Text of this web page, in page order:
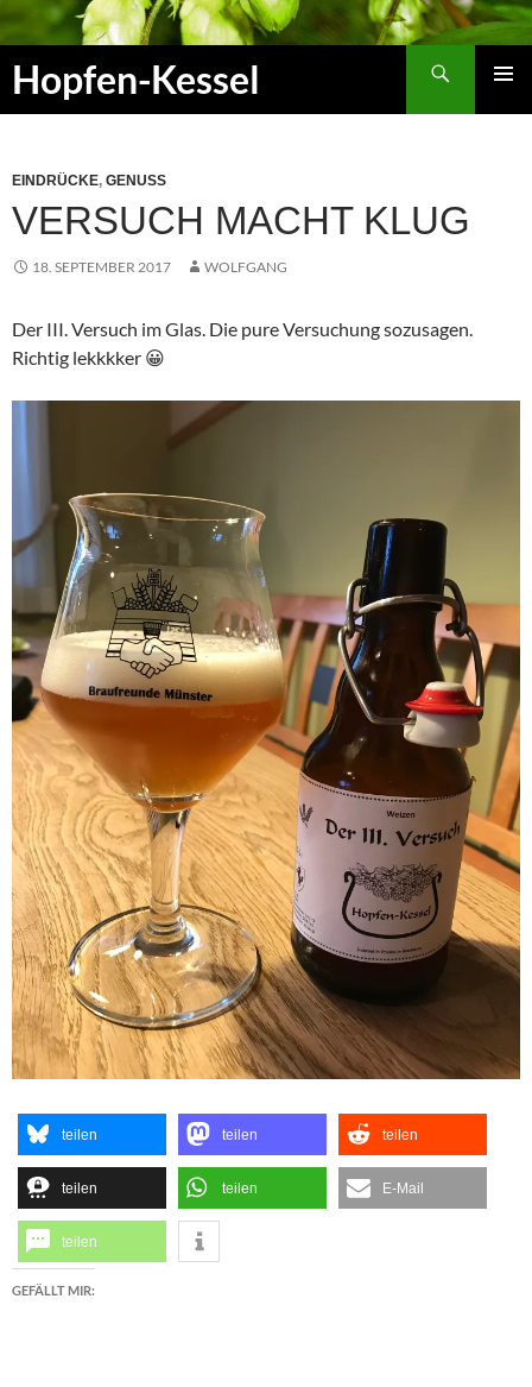
Zum
Inhalt
springen
Hopfen-Kessel
EINDRÜCKE, GENUSS
VERSUCH MACHT KLUG
18. SEPTEMBER 2017 WOLFGANG
Der III. Versuch im Glas. Die pure Versuchung sozusagen.
Richtig lekkkker 😀
teilen teilen teilen
teilen teilen E-Mail
teilen
GEFÄLLT MIR: